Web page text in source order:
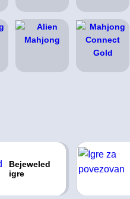
Bejeweled
igre